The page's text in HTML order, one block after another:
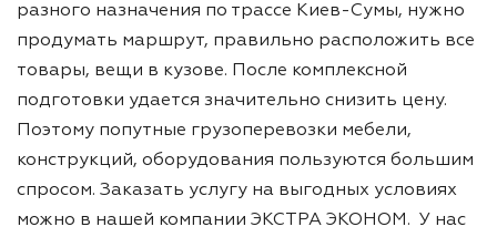
разного назначения по трассе Киев-Сумы, нужно
продумать маршрут, правильно расположить все
товары, вещи в кузове. После комплексной
подготовки удается значительно снизить цену.
Поэтому попутные грузоперевозки мебели,
конструкций, оборудования пользуются большим
спросом. Заказать услугу на выгодных условиях
можно в нашей компании ЭКСТРА ЭКОНОМ. У нас